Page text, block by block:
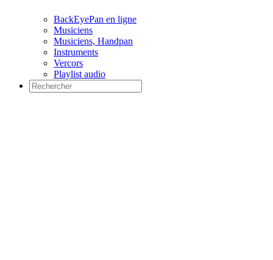
BackEyePan en ligne
Musiciens
Musiciens, Handpan
Instruments
Vercors
Playlist audio